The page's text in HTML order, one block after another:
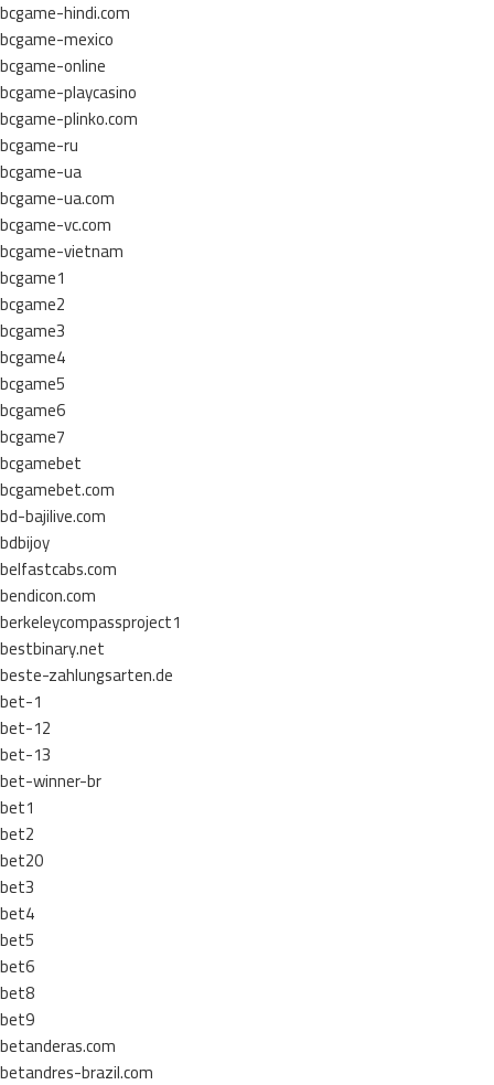
bcgame-hindi.com
bcgame-mexico
bcgame-online
bcgame-playcasino
bcgame-plinko.com
bcgame-ru
bcgame-ua
bcgame-ua.com
bcgame-vc.com
bcgame-vietnam
bcgame1
bcgame2
bcgame3
bcgame4
bcgame5
bcgame6
bcgame7
bcgamebet
bcgamebet.com
bd-bajilive.com
bdbijoy
belfastcabs.com
bendicon.com
berkeleycompassproject1
bestbinary.net
beste-zahlungsarten.de
bet-1
bet-12
bet-13
bet-winner-br
bet1
bet2
bet20
bet3
bet4
bet5
bet6
bet8
bet9
betanderas.com
betandres-brazil.com